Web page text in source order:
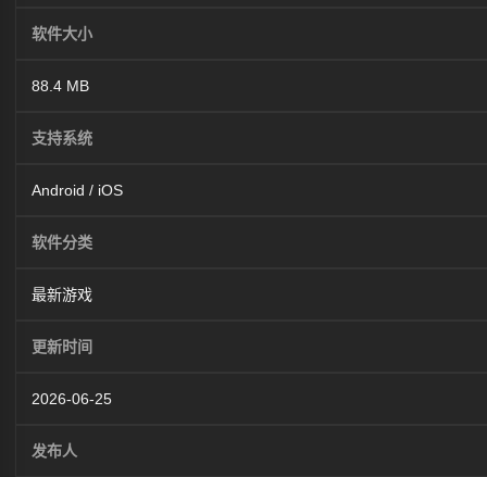
软件大小
88.4 MB
支持系统
Android / iOS
软件分类
最新游戏
更新时间
2026-06-25
发布人